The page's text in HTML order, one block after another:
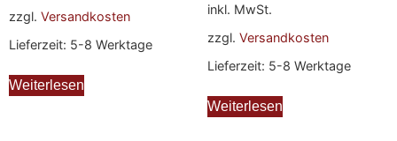
zzgl. Versandkosten
Lieferzeit: 5-8 Werktage
Weiterlesen
inkl. MwSt.
zzgl. Versandkosten
Lieferzeit: 5-8 Werktage
Weiterlesen